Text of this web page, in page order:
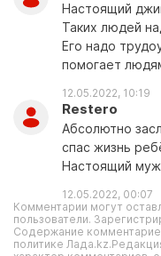
Настоящий
Таких людей
Его надо
помогает
12.05.2022, 10:19
Restero
Абсолютно
спас жизнь
Настоящий
12.05.2022, 00:07
Комментарии могут
пользователи.
Содержание
политике